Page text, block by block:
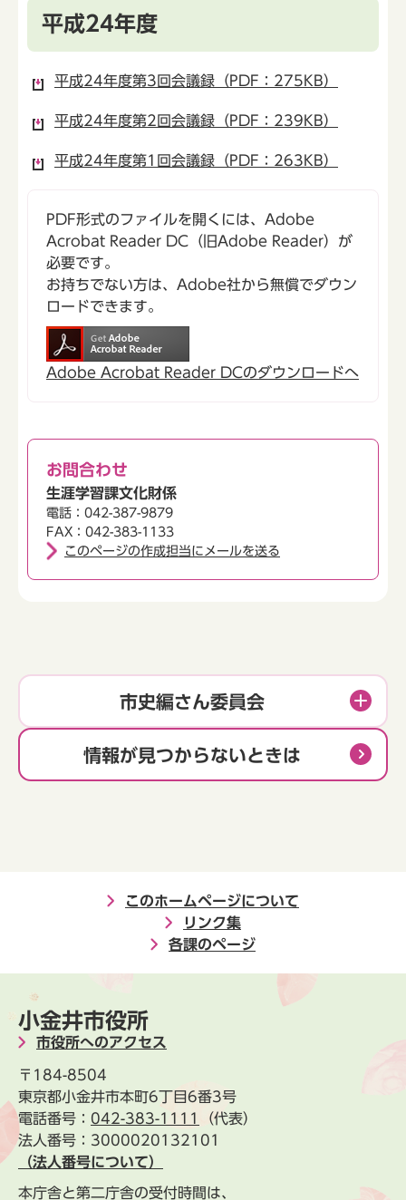
平成24年度
平成24年度第3回会議録（PDF：275KB）
平成24年度第2回会議録（PDF：239KB）
平成24年度第1回会議録（PDF：263KB）
PDF形式のファイルを開くには、Adobe
Acrobat Reader DC（旧Adobe Reader）が
必要です。
お持ちでない方は、Adobe社から無償でダウン
ロードできます。
Adobe Acrobat Reader DCのダウンロードへ
お問合わせ
生涯学習課文化財係
電話：042-387-9879
FAX：042-383-1133
このページの作成担当にメールを送る
市史編さん委員会
情報が見つからないときは
このホームページについて
リンク集
各課のページ
小金井市役所
市役所へのアクセス
〒184-8504
東京都小金井市本町6丁目6番3号
電話番号： 042-383-1111
（代表）
法人番号：3000020132101
（法人番号について）
本庁舎と第二庁舎の受付時間は、